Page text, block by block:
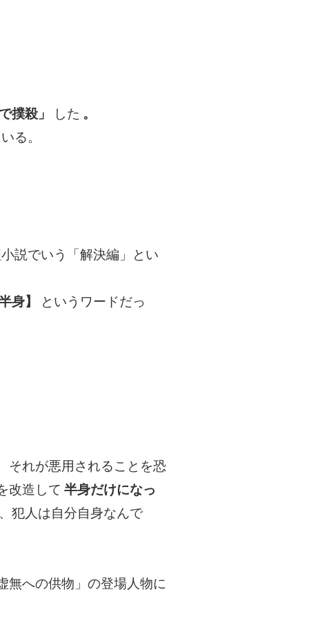
撲殺」 した 。
る。
説でいう「解決編」とい
身】 というワードだっ
それが悪用されることを恐
改造して 半身だけになっ
犯人は自分自身なんで
無への供物」の登場人物に